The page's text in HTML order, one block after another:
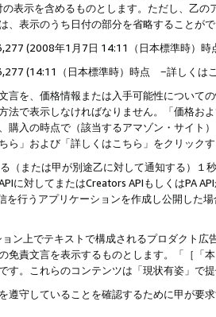
表示を含めるものとします。ただし、乙
、表示のうち日付の部分を省略することが
(2008年1月7日 14:11（日本標準時）
(14:11（日本標準時）時点 −詳しくは
言を、価格情報または入手可能性について
法で表示しなければなりません。「価格
購入の時点で（該当するアマゾン・サイト
ら」および「詳しくはこちら」をクリック
（または甲が別途乙に対して通知する）
に対してまたはCreators APIもしくはPA
を行うアプリケーションを作成し公開した
ン上でテキストで構成されるプロダクト
免責文言を表示するものとします。「［「
す。これらのコンテンツは「現状有姿」で
遵守していることを確認するために甲が要